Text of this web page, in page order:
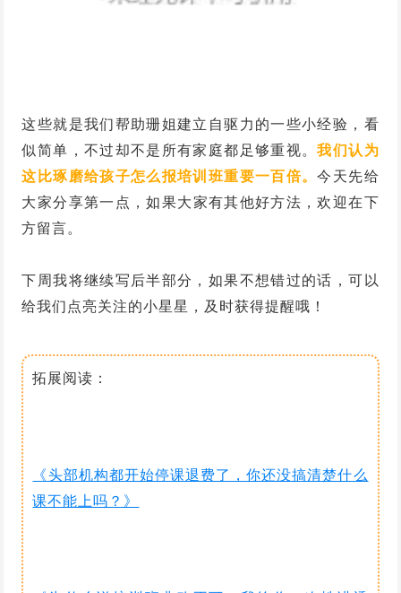
这些就是我们帮助珊姐建立自驱力的一些小经验，看
似简单，不过却不是所有家庭都足够重视。我们认为
这比琢磨给孩子怎么报培训班重要一百倍。今天先给
大家分享第一点，如果大家有其他好方法，欢迎在下
方留言。
下周我将继续写后半部分，如果不想错过的话，可以
给我们点亮关注的小星星，及时获得提醒哦！
拓展阅读：
《头部机构都开始停课退费了，你还没搞清楚什么
课不能上吗？》